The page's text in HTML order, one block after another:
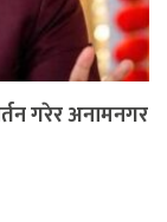
गरेर अनामनगर